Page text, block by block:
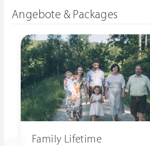
Angebote & Packages
Family Lifetime